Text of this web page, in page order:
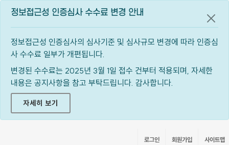
정보접근성 인증심사 수수료 변경 안내
정보접근성 인증심사의 심사기준 및 심사규모 변경에 따라 인증심
사 수수료 일부가 개편됩니다.
변경된 수수료는 2025년 3월 1일 접수 건부터 적용되며, 자세한
내용은 공지사항을 참고 부탁드립니다. 감사합니다.
자세히 보기
공지
로그인 회원가입 사이트맵